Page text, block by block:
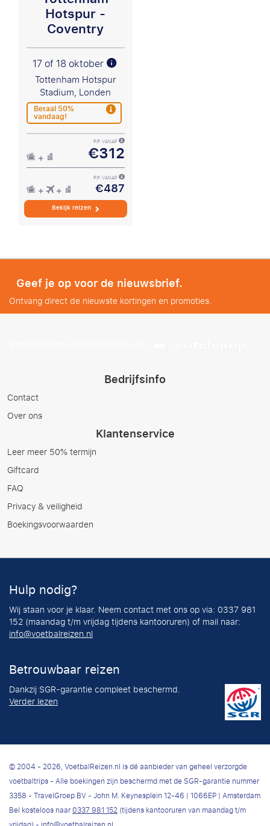
Hotspur -
Coventry
17 of 18 oktober
Tottenham Hotspur
Stadium, Londen
Betaal 50%
vandaag!
P.P. VANAF
€312
P.P. VANAF
€487
Bekijk reizen
Geef je op voor de nieuwsbrief.
Ontvang direct de nieuwste kortingen en promoties.
Bedrijfsinfo
Contact
Over ons
Klantenservice
Leer meer 50% termijn
Giftcard
FAQ
Privacy & veiligheid
Boekingsvoorwaarden
Hulp nodig?
Wij staan voor je klaar. Neem contact met ons op via: 0337 981
152 (maandag t/m vrijdag tijdens kantooruren) of mail naar:
info@voetbalreizen.nl
Betrouwbaar reizen
Dankzij SGR-garantie compleet beschermd.
Verder lezen
© 2004 - 2026, VoetbalReizen.nl is dé aanbieder van geheel verzorgde
voetbaltrips - Alle boekingen zijn beschermd met de SGR-garantie nummer
3358 - TravelGroep BV - John M. Keynesplein 12-46 | 1066EP | Amsterdam
Bel kosteloos naar0337 981 152(tijdens kantooruren van maandag t/m